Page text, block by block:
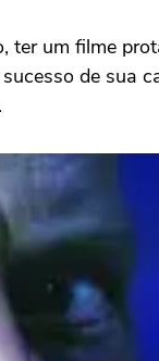
ter um filme
de sua
.